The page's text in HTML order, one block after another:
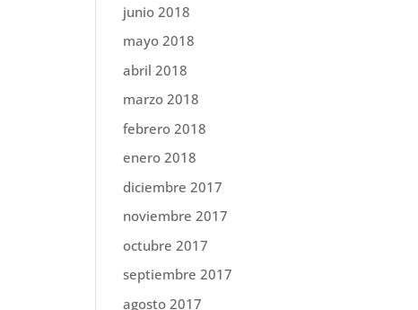
junio 2018
mayo 2018
abril 2018
marzo 2018
febrero 2018
enero 2018
diciembre 2017
noviembre 2017
octubre 2017
septiembre 2017
agosto 2017